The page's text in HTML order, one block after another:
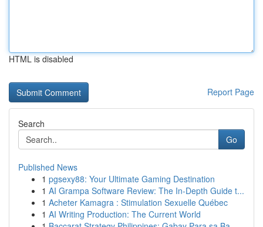
HTML is disabled
Report Page
Search
Go
Published News
1 pgsexy88: Your Ultimate Gaming Destination
1 AI Grampa Software Review: The In-Depth Guide t...
1 Acheter Kamagra : Stimulation Sexuelle Québec
1 AI Writing Production: The Current World